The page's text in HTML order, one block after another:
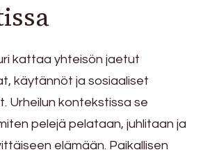
kattaa yhteisön jaetut
käytännöt ja sosiaaliset
Urheilun kontekstissa se
pelejä pelataan, juhlitaan ja
elämään. Paikallisen